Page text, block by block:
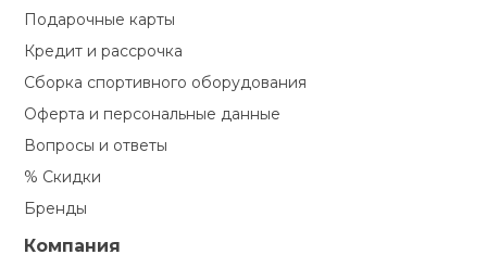
Подарочные карты
Кредит и рассрочка
Сборка спортивного оборудования
Оферта и персональные данные
Вопросы и ответы
% Скидки
Бренды
Компания